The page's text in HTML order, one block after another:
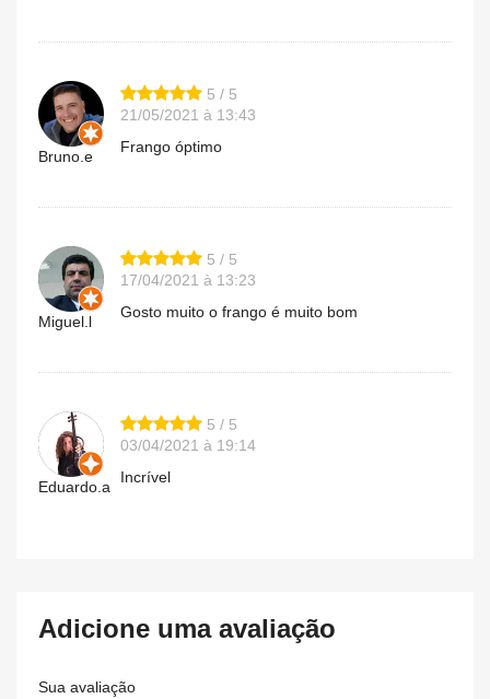
Bruno.e
5 / 5
21/05/2021 à 13:43
Frango óptimo
Miguel.l
5 / 5
17/04/2021 à 13:23
Gosto muito o frango é muito bom
Eduardo.a
5 / 5
03/04/2021 à 19:14
Incrível
Adicione uma avaliação
Sua avaliação